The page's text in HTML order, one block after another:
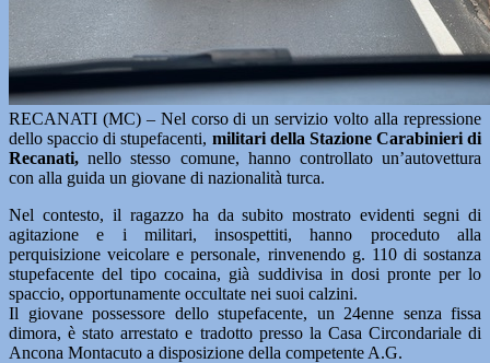
RECANATI (MC) – Nel corso di un servizio volto alla repressione
dello spaccio di stupefacenti, militari della Stazione Carabinieri di
Recanati, nello stesso comune, hanno controllato un’autovettura
con alla guida un giovane di nazionalità turca.
Nel contesto, il ragazzo ha da subito mostrato evidenti segni di
agitazione e i militari, insospettiti, hanno proceduto alla
perquisizione veicolare e personale, rinvenendo g. 110 di sostanza
stupefacente del tipo cocaina, già suddivisa in dosi pronte per lo
spaccio, opportunamente occultate nei suoi calzini.
Il giovane possessore dello stupefacente, un 24enne senza fissa
dimora, è stato arrestato e tradotto presso la Casa Circondariale di
Ancona Montacuto a disposizione della competente A.G.